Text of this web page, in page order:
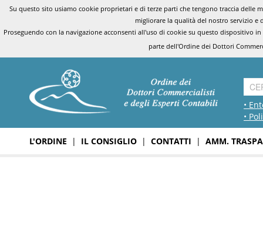
Su questo sito usiamo cookie proprietari e di terze parti che tengono traccia
migliorare la qualità del nostro servizio e
Proseguendo con la navigazione acconsenti all'uso di cookie su questo dispositivo
parte dell'Ordine dei Dottori
•
•
L'ORDINE | IL CONSIGLIO | CONTATTI | AMM.